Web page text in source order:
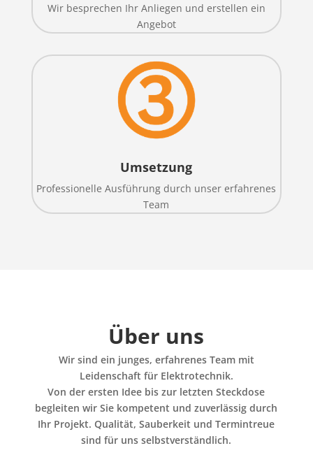
Wir besprechen Ihr Anliegen und erstellen ein
Angebot
Umsetzung
Professionelle Ausführung durch unser erfahrenes
Team
Über uns
Wir sind ein junges, erfahrenes Team mit
Leidenschaft für Elektrotechnik.
Von der ersten Idee bis zur letzten Steckdose
begleiten wir Sie kompetent und zuverlässig durch
Ihr Projekt. Qualität, Sauberkeit und Termintreue
sind für uns selbstverständlich.